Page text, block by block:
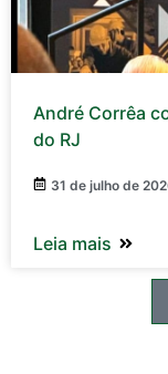
André Corrêa
do RJ
31 de julho de
Leia mais